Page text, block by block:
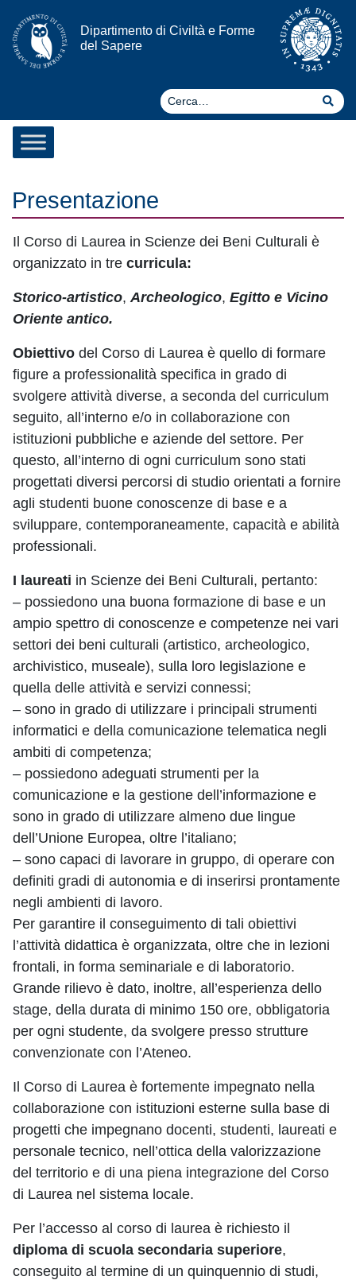
Vai al contenuto
Dipartimento di Civiltà e Forme
del Sapere
Presentazione
Il Corso di Laurea in Scienze dei Beni Culturali è
organizzato in tre curricula:
Storico-artistico, Archeologico, Egitto e Vicino
Oriente antico.
Obiettivo del Corso di Laurea è quello di formare
figure a professionalità specifica in grado di
svolgere attività diverse, a seconda del curriculum
seguito, all’interno e/o in collaborazione con
istituzioni pubbliche e aziende del settore. Per
questo, all’interno di ogni curriculum sono stati
progettati diversi percorsi di studio orientati a fornire
agli studenti buone conoscenze di base e a
sviluppare, contemporaneamente, capacità e abilità
professionali.
I laureati in Scienze dei Beni Culturali, pertanto:
– possiedono una buona formazione di base e un
ampio spettro di conoscenze e competenze nei vari
settori dei beni culturali (artistico, archeologico,
archivistico, museale), sulla loro legislazione e
quella delle attività e servizi connessi;
– sono in grado di utilizzare i principali strumenti
informatici e della comunicazione telematica negli
ambiti di competenza;
– possiedono adeguati strumenti per la
comunicazione e la gestione dell’informazione e
sono in grado di utilizzare almeno due lingue
dell’Unione Europea, oltre l’italiano;
– sono capaci di lavorare in gruppo, di operare con
definiti gradi di autonomia e di inserirsi prontamente
negli ambienti di lavoro.
Per garantire il conseguimento di tali obiettivi
l’attività didattica è organizzata, oltre che in lezioni
frontali, in forma seminariale e di laboratorio.
Grande rilievo è dato, inoltre, all’esperienza dello
stage, della durata di minimo 150 ore, obbligatoria
per ogni studente, da svolgere presso strutture
convenzionate con l’Ateneo.
Il Corso di Laurea è fortemente impegnato nella
collaborazione con istituzioni esterne sulla base di
progetti che impegnano docenti, studenti, laureati e
personale tecnico, nell’ottica della valorizzazione
del territorio e di una piena integrazione del Corso
di Laurea nel sistema locale.
Per l’accesso al corso di laurea è richiesto il
diploma di scuola secondaria superiore,
conseguito al termine di un quinquennio di studi,